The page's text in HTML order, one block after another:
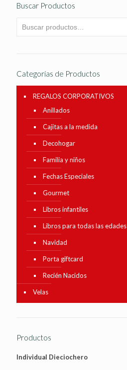
Buscar Productos
Categorías de Productos
REGALOS CORPORATIVOS
Anillados
Cajitas a la medida
Decohogar
Familia y niños
Fechas Especiales
Gourmet
Libros infantiles
Libros para todas las edades
Navidad
Porta giftcard
Recién Nacidos
Velas
Productos
Individual Dieciochero